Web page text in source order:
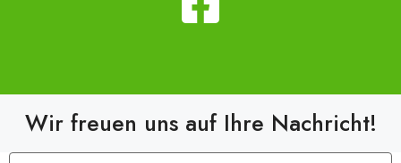
Wir freuen uns auf Ihre Nachricht!